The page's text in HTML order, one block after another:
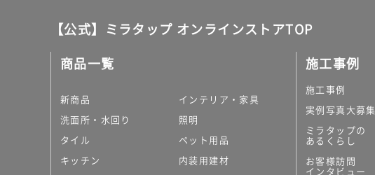
【公式】ミラタップ オンラインストアTOP
商品一覧
新商品
洗面所・水回り
タイル
キッチン
インテリア・家具
照明
ペット用品
内装用建材
施工事例
施工事例
実例写真大募集
ミラタップの
あるくらし
お客様訪問
インタビュー